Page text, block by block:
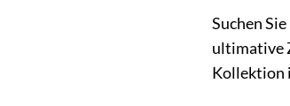
Suchen
ultimative
Kollektion